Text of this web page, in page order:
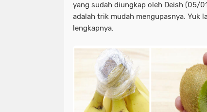
yang sudah diungkap oleh Deish (05/
adalah trik mudah mengupasnya. Yuk
lengkapnya.